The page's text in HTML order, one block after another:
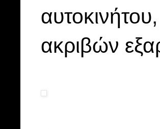
ακριβών